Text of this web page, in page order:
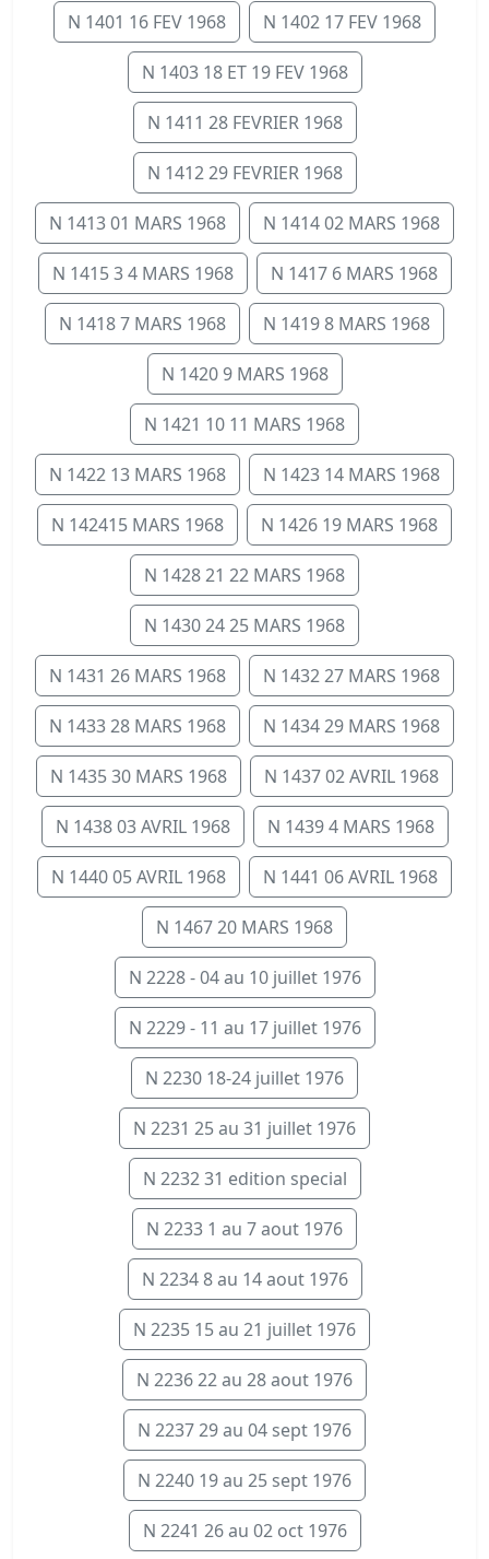
N 1401 16 FEV 1968 N 1402 17 FEV 1968
N 1403 18 ET 19 FEV 1968
N 1411 28 FEVRIER 1968
N 1412 29 FEVRIER 1968
N 1413 01 MARS 1968 N 1414 02 MARS 1968
N 1415 3 4 MARS 1968 N 1417 6 MARS 1968
N 1418 7 MARS 1968 N 1419 8 MARS 1968
N 1420 9 MARS 1968
N 1421 10 11 MARS 1968
N 1422 13 MARS 1968 N 1423 14 MARS 1968
N 142415 MARS 1968 N 1426 19 MARS 1968
N 1428 21 22 MARS 1968
N 1430 24 25 MARS 1968
N 1431 26 MARS 1968 N 1432 27 MARS 1968
N 1433 28 MARS 1968 N 1434 29 MARS 1968
N 1435 30 MARS 1968 N 1437 02 AVRIL 1968
N 1438 03 AVRIL 1968 N 1439 4 MARS 1968
N 1440 05 AVRIL 1968 N 1441 06 AVRIL 1968
N 1467 20 MARS 1968
N 2228 - 04 au 10 juillet 1976
N 2229 - 11 au 17 juillet 1976
N 2230 18-24 juillet 1976
N 2231 25 au 31 juillet 1976
N 2232 31 edition special
N 2233 1 au 7 aout 1976
N 2234 8 au 14 aout 1976
N 2235 15 au 21 juillet 1976
N 2236 22 au 28 aout 1976
N 2237 29 au 04 sept 1976
N 2240 19 au 25 sept 1976
N 2241 26 au 02 oct 1976